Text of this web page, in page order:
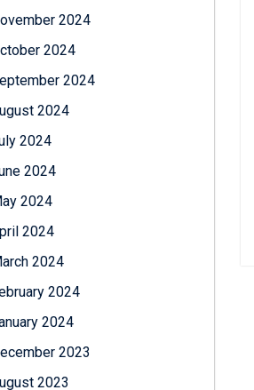
2024
2024
2024
2024
2024
2024
2024
2024
2024
2024
2024
2023
2023